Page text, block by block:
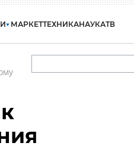
МАРКЕТТЕХНИКАНАУКАТВ